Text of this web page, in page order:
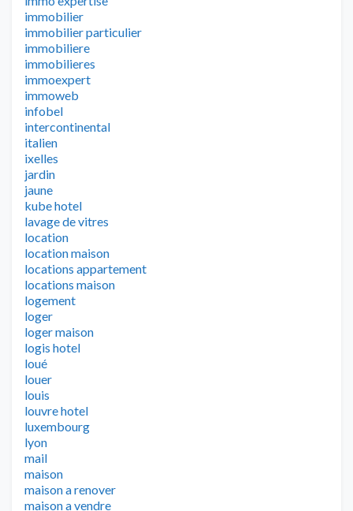
immobilier
immobilier particulier
immobiliere
immobilieres
immoexpert
immoweb
infobel
intercontinental
italien
ixelles
jardin
jaune
kube hotel
lavage de vitres
location
location maison
locations appartement
locations maison
logement
loger
loger maison
logis hotel
loué
louer
louis
louvre hotel
luxembourg
lyon
mail
maison
maison a renover
maison a vendre